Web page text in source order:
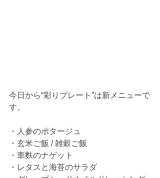
今日から“彩りプレート”は新メニューで
す。
・人参のポタージュ
・玄米ご飯 / 雑穀ご飯
・車麩のナゲット
・レタスと海苔のサラダ